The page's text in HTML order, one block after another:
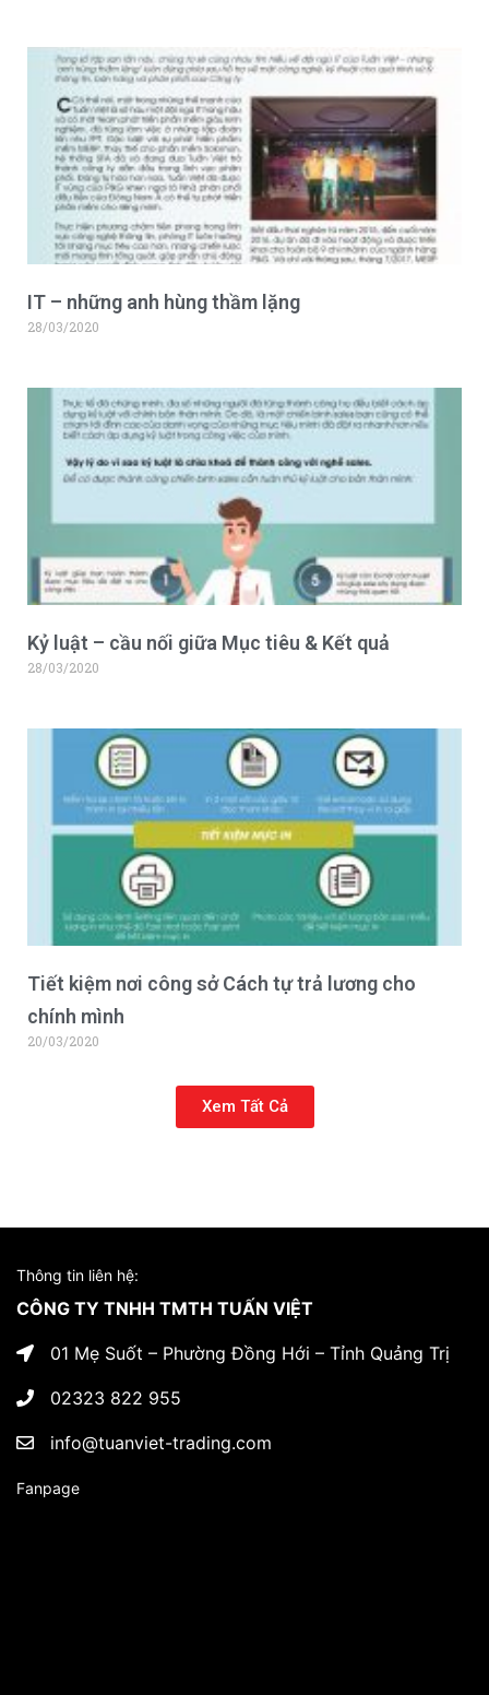
IT – những anh hùng thầm lặng
28/03/2020
Kỷ luật – cầu nối giữa Mục tiêu & Kết quả
28/03/2020
Tiết kiệm nơi công sở Cách tự trả lương cho
chính mình
20/03/2020
Xem Tất Cả
Thông tin liên hệ:
CÔNG TY TNHH TMTH TUẤN VIỆT
01 Mẹ Suốt – Phường Đồng Hới – Tỉnh Quảng Trị
02323 822 955
info@tuanviet-trading.com
Fanpage